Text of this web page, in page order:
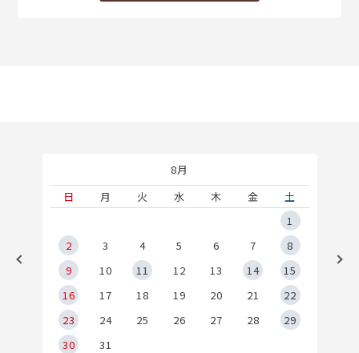
8月
日
月 火 水 木 金
土
1
2
3 4 5 6 7
8
9
10 11 12 13 14
15
16
17 18 19 20 21
22
23
24 25 26 27 28
29
30
31